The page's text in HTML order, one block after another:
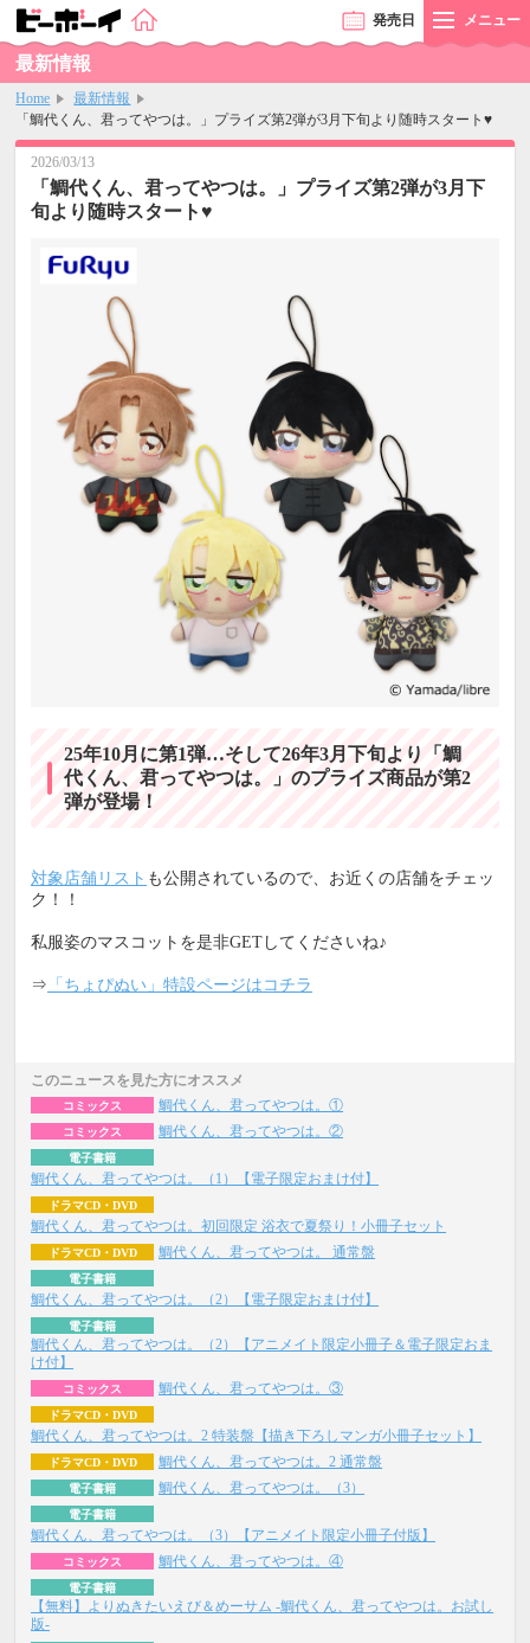
発売日 メニュー
最新情報
Home
最新情報
「鯛代くん、君ってやつは。」プライズ第2弾が3月下旬より随時スタート♥
2026/03/13
「鯛代くん、君ってやつは。」プライズ第2弾が3月下
旬より随時スタート♥
25年10月に第1弾…そして26年3月下旬より「鯛
代くん、君ってやつは。」のプライズ商品が第2
弾が登場！
対象店舗リスト も公開されているので、お近くの店舗をチェッ
ク！！
私服姿のマスコットを是非GETしてくださいね♪
⇒ 「ちょぴぬい」特設ページはコチラ
このニュースを見た方にオススメ
コミックス 鯛代くん、君ってやつは。①
コミックス 鯛代くん、君ってやつは。②
電子書籍
鯛代くん、君ってやつは。（1）【電子限定おまけ付】
ドラマCD・DVD
鯛代くん、君ってやつは。初回限定 浴衣で夏祭り！小冊子セット
ドラマCD・DVD 鯛代くん、君ってやつは。 通常盤
電子書籍
鯛代くん、君ってやつは。（2）【電子限定おまけ付】
電子書籍
鯛代くん、君ってやつは。（2）【アニメイト限定小冊子＆電子限定おま
け付】
コミックス 鯛代くん、君ってやつは。③
ドラマCD・DVD
鯛代くん、君ってやつは。2 特装盤【描き下ろしマンガ小冊子セット】
ドラマCD・DVD 鯛代くん、君ってやつは。2 通常盤
電子書籍 鯛代くん、君ってやつは。（3）
電子書籍
鯛代くん、君ってやつは。（3）【アニメイト限定小冊子付版】
コミックス 鯛代くん、君ってやつは。④
電子書籍
【無料】よりぬきたいえび＆めーサム -鯛代くん、君ってやつは。お試し
版-